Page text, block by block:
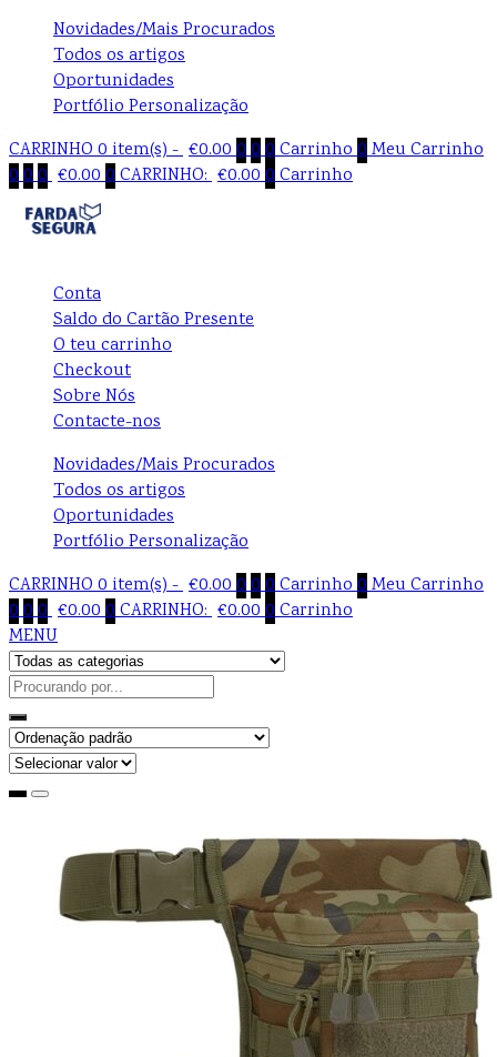
Novidades/Mais Procurados
Todos os artigos
Oportunidades
Portfólio Personalização
CARRINHO0 item(s) - €0.00000Carrinho0Meu Carrinho
000 €0.000CARRINHO: €0.000Carrinho
Conta
Saldo do Cartão Presente
O teu carrinho
Checkout
Sobre Nós
Contacte-nos
Novidades/Mais Procurados
Todos os artigos
Oportunidades
Portfólio Personalização
CARRINHO0 item(s) - €0.00000Carrinho0Meu Carrinho
000 €0.000CARRINHO: €0.000Carrinho
MENU